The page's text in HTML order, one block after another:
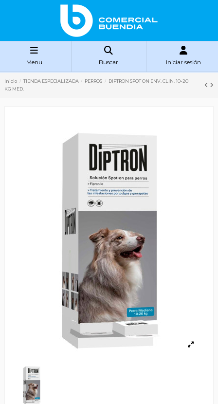
Menu Buscar Iniciar sesión
Inicio TIENDA ESPECIALIZADA PERROS
DIPTRON SPOT ON ENV. CLIN. 10-20
KG MED.